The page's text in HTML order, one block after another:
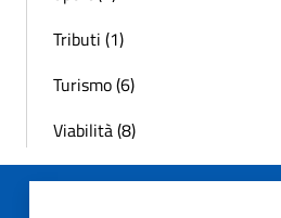
Tributi (1)
Turismo (6)
Viabilità (8)